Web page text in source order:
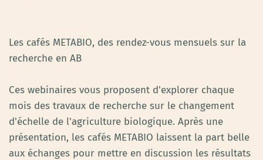
Les cafés METABIO, des rendez-vous mensuels sur la
recherche en AB
Ces webinaires vous proposent d'explorer chaque
mois des travaux de recherche sur le changement
d'échelle de l'agriculture biologique. Après une
présentation, les cafés METABIO laissent la part belle
aux échanges pour mettre en discussion les résultats